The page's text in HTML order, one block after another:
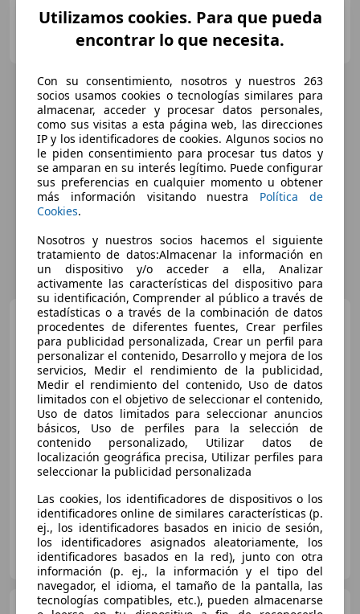
ES-04230 HUERCAL DE ALMERIA
Toyota Yaris120H 1.5 Active
Plus
€ 20.750
Preciojusto
05/2025 11.324 km
Electro/Gasolina
85 kW (116 CV)
TOYOTA VALENCIA (Sakurauto S.A.)
ES-46014 VALENCIA
Toyota Yaris120H 1.5 Active
Utilizamos cookies. Para que pueda
encontrar lo que necesita.
Con su consentimiento, nosotros y nuestros 263
socios usamos cookies o tecnologías similares para
almacenar, acceder y procesar datos personales,
como sus visitas a esta página web, las direcciones
IP y los identificadores de cookies. Algunos socios no
le piden consentimiento para procesar tus datos y
se amparan en su interés legítimo. Puede configurar
sus preferencias en cualquier momento u obtener
más información visitando nuestra Política de
Cookies.
Nosotros y nuestros socios hacemos el siguiente
tratamiento de datos:Almacenar la información en
un dispositivo y/o acceder a ella, Analizar
activamente las características del dispositivo para
su identificación, Comprender al público a través de
estadísticas o a través de la combinación de datos
procedentes de diferentes fuentes, Crear perfiles
para publicidad personalizada, Crear un perfil para
personalizar el contenido, Desarrollo y mejora de los
servicios, Medir el rendimiento de la publicidad,
Medir el rendimiento del contenido, Uso de datos
limitados con el objetivo de seleccionar el contenido,
Uso de datos limitados para seleccionar anuncios
básicos, Uso de perfiles para la selección de
contenido personalizado, Utilizar datos de
localización geográfica precisa, Utilizar perfiles para
seleccionar la publicidad personalizada
Las cookies, los identificadores de dispositivos o los
identificadores online de similares características (p.
ej., los identificadores basados en inicio de sesión,
los identificadores asignados aleatoriamente, los
identificadores basados en la red), junto con otra
información (p. ej., la información y el tipo del
navegador, el idioma, el tamaño de la pantalla, las
tecnologías compatibles, etc.), pueden almacenarse